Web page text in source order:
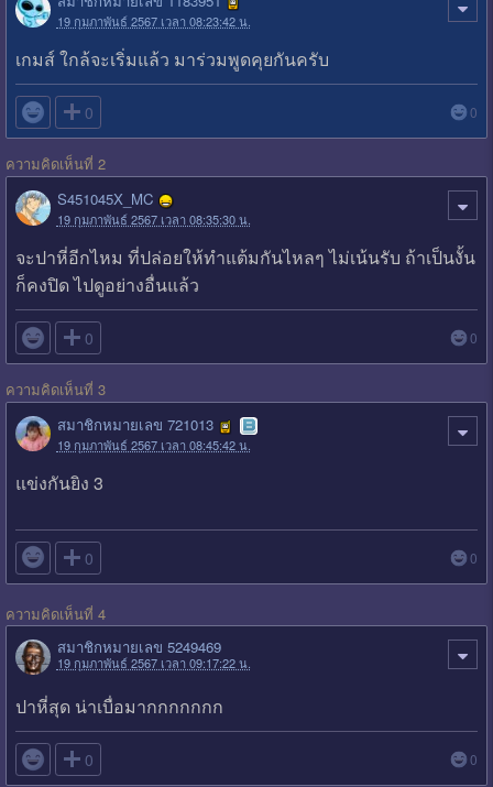
19 กุมภาพันธ์ 2567 เวลา 08:23:42 น.
เกมส์ ใกล้จะเริ่มแล้ว มาร่วมพูดคุยกันครับ
 0 0
ความคิดเห็นที่ 2
S451045X_MC
19 กุมภาพันธ์ 2567 เวลา 08:35:30 น.
จะปาหี่อีกไหม ที่ปล่อยให้ทำแต้มกันไหลๆ ไม่เน้นรับ ถ้าเป็นงั้น
ก็คงปิด ไปดูอย่างอื่นแล้ว
 0 0
ความคิดเห็นที่ 3
สมาชิกหมายเลข 721013
19 กุมภาพันธ์ 2567 เวลา 08:45:42 น.
แข่งกันยิง 3
 0 0
ความคิดเห็นที่ 4
สมาชิกหมายเลข 5249469
19 กุมภาพันธ์ 2567 เวลา 09:17:22 น.
ปาหี่สุด น่าเบื่อมากกกกกกก
 0 0